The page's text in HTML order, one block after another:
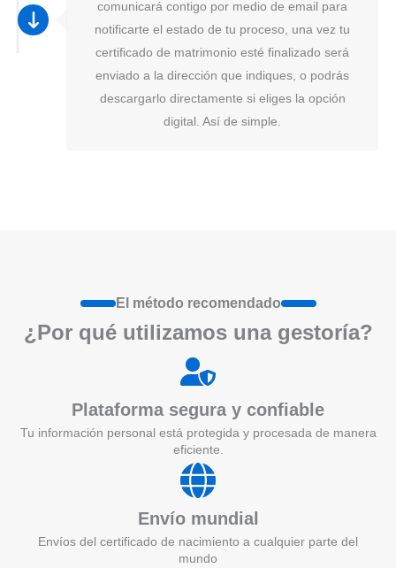
comunicará contigo por medio de email para
notificarte el estado de tu proceso, una vez tu
certificado de matrimonio esté finalizado será
enviado a la dirección que indiques, o podrás
descargarlo directamente si eliges la opción
digital. Así de simple.
El método recomendado
¿Por qué utilizamos una gestoría?
Plataforma segura y confiable
Tu información personal está protegida y procesada de manera
eficiente.
Envío mundial
Envíos del certificado de nacimiento a cualquier parte del
mundo